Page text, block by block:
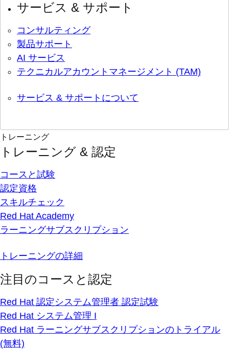
サービス & サポート
コンサルティング
製品サポート
AI サービス
テクニカルアカウントマネージメント (TAM)
サービス & サポートについて
トレーニング
トレーニング & 認定
コースと試験
認定資格
スキルチェック
Red Hat Academy
ラーニングサブスクリプション
トレーニングの詳細
注目のコースと認定
Red Hat 認定システム管理者 認定試験
Red Hat システム管理 I
Red Hat ラーニングサブスクリプションのトライアル
(無料)